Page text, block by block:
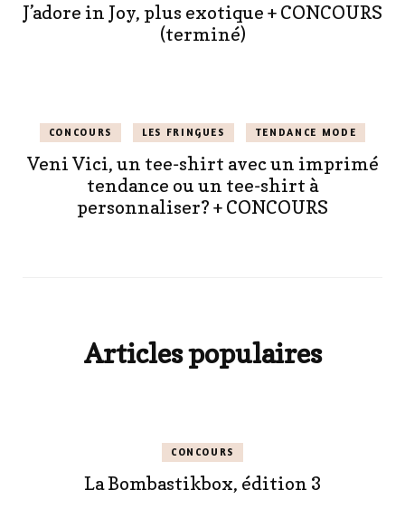
J’adore in Joy, plus exotique + CONCOURS
(terminé)
CONCOURS LES FRINGUES TENDANCE MODE
Veni Vici, un tee-shirt avec un imprimé
tendance ou un tee-shirt à
personnaliser? + CONCOURS
Articles populaires
CONCOURS
La Bombastikbox, édition 3